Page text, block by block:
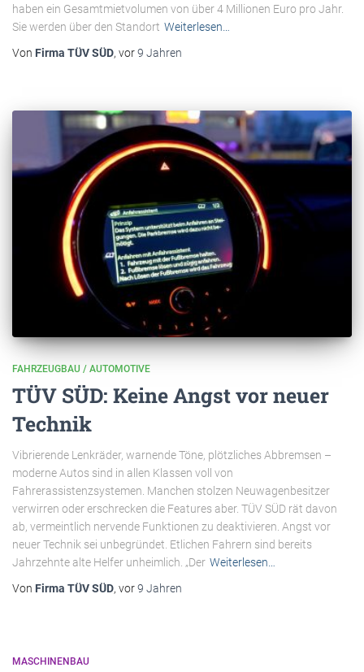
haben ein Gesamtmietvolumen von über 4 Millionen Euro pro Jahr.
Sie werden über den Standort Weiterlesen…
Von Firma TÜV SÜD, vor9 Jahren
FAHRZEUGBAU / AUTOMOTIVE
TÜV SÜD: Keine Angst vor neuer
Technik
Vibrierende Lenkräder, warnende Töne, plötzliches Abbremsen –
moderne Autos sind in allen Klassen voll von
Fahrerassistenzsystemen. Manchen stolzen Neuwagenbesitzer
verwirren oder erschrecken die Features aber. TÜV SÜD rät davon
ab, vermeintlich nervende Funktionen zu deaktivieren. Angst vor
neuer Technik sei unbegründet. Etlichen Fahrern sind bereits
Jahrzehnte alte Helfer unheimlich. „Der Weiterlesen…
Von Firma TÜV SÜD, vor9 Jahren
MASCHINENBAU